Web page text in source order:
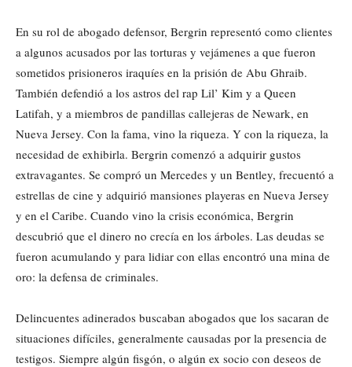
En su rol de abogado defensor, Bergrin representó como clientes
a algunos acusados por las torturas y vejámenes a que fueron
sometidos prisioneros iraquíes en la prisión de Abu Ghraib.
También defendió a los astros del rap Lil’ Kim y a Queen
Latifah, y a miembros de pandillas callejeras de Newark, en
Nueva Jersey. Con la fama, vino la riqueza. Y con la riqueza, la
necesidad de exhibirla. Bergrin comenzó a adquirir gustos
extravagantes. Se compró un Mercedes y un Bentley, frecuentó a
estrellas de cine y adquirió mansiones playeras en Nueva Jersey
y en el Caribe. Cuando vino la crisis económica, Bergrin
descubrió que el dinero no crecía en los árboles. Las deudas se
fueron acumulando y para lidiar con ellas encontró una mina de
oro: la defensa de criminales.
Delincuentes adinerados buscaban abogados que los sacaran de
situaciones difíciles, generalmente causadas por la presencia de
testigos. Siempre algún fisgón, o algún ex socio con deseos de